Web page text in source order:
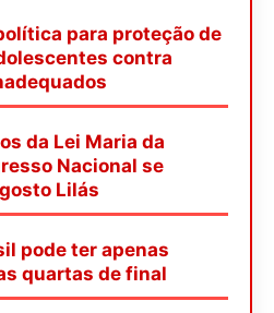
para proteção de
contra
da Lei Maria da
Nacional se
Lilás
pode ter apenas
quartas de final